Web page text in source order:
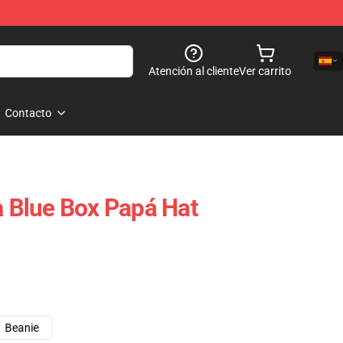
Atención al clienteVer carrito
Contacto
Box Papá Hat
Beanie